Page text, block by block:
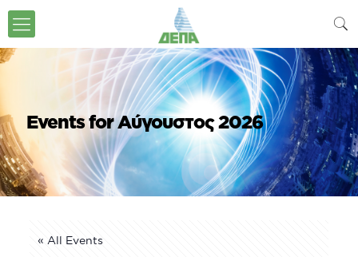
Events for Αύγουστος 2026
« All Events